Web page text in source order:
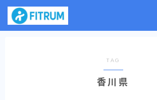
TAG
香川県